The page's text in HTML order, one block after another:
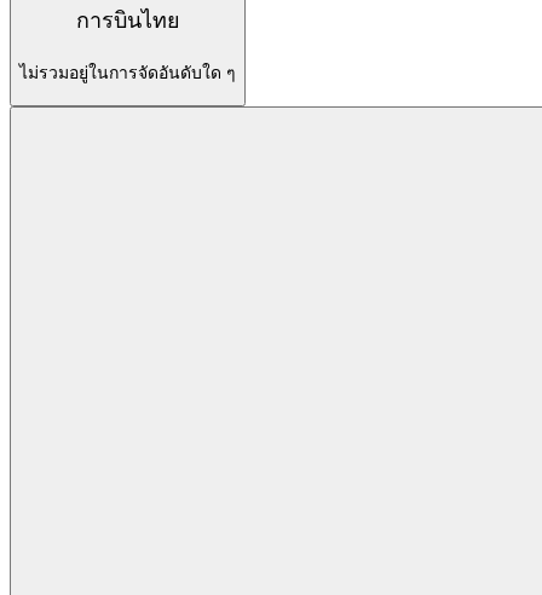
การบินไทย
ไม่รวมอยู่ในการจัดอันดับใด ๆ